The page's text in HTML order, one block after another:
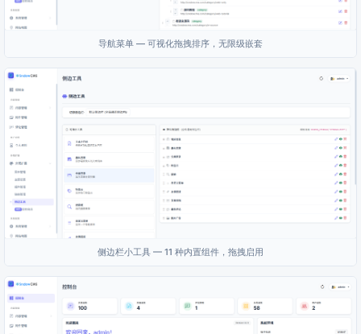
导航菜单 — 可视化拖拽排序，无限级嵌套
侧边栏小工具 — 11 种内置组件，拖拽启用